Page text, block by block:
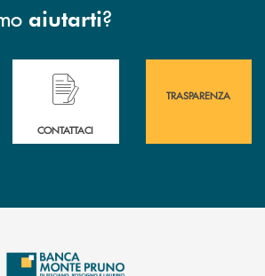
aiutarti?
delle&nbsp; filiali&nbsp; di Banca
Hai bisogno di assistenza immediata?
CONTATTACI
TRASPARENZA